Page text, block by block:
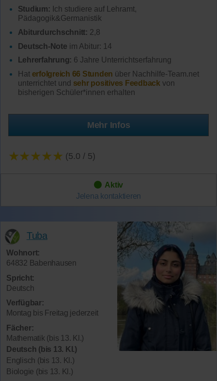
Studium: Ich studiere auf Lehramt,
Pädagogik&Germanistik
Abiturdurchschnitt: 2,8
Deutsch-Note im Abitur: 14
Lehrerfahrung: 6 Jahre Unterrichtserfahrung
Hat erfolgreich 66 Stunden über Nachhilfe-Team.net
unterrichtet und sehr positives Feedback von
bisherigen Schüler*innen erhalten
Mehr Infos
★★★★★ (5.0 / 5)
Aktiv
Jelena kontaktieren
Tuba
Wohnort:
64832 Babenhausen
Spricht:
Deutsch
Verfügbar:
Montag bis Freitag jederzeit
Fächer:
Mathematik (bis 13. Kl.)
Deutsch (bis 13. Kl.)
Englisch (bis 13. Kl.)
Biologie (bis 13. Kl.)